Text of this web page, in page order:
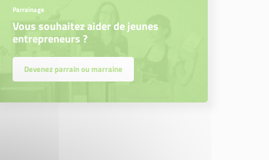
Parrainage
Vous souhaitez aider de jeunes
entrepreneurs ?
Devenez parrain ou marraine